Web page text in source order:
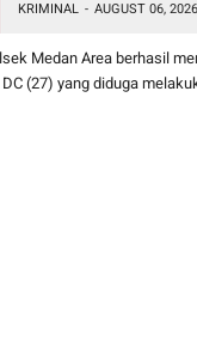
Denai, Korban Alami
Memar
KRIMINAL - AUGUST 06, 2026
Medan Area berhasil
(27) yang diduga